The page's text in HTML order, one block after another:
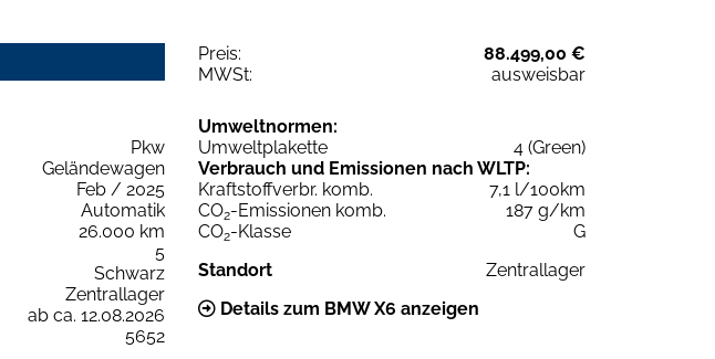
Preis:
88.499,00 €
MWSt:
ausweisbar
Pkw
Geländewagen
Feb / 2025
Automatik
26.000 km
5
Schwarz
Zentrallager
ab ca. 12.08.2026
5652
Umweltnormen:
Umweltplakette
4 (Green)
Verbrauch und Emissionen nach WLTP:
Kraftstoffverbr. komb.
7,1 l/100km
CO2-Emissionen komb.
187 g/km
CO2-Klasse
G
Standort
Zentrallager
Details zum BMW X6 anzeigen